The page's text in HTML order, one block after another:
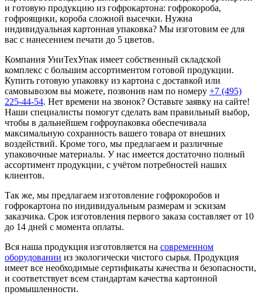
и готовую продукцию из гофрокартона: гофрокороба,
гофроящики, короба сложной высечки. Нужна
индивидуальная картонная упаковка? Мы изготовим ее для
вас с нанесением печати до 5 цветов.
Компания УниТехУпак имеет собственный складской
комплекс с большим ассортиментом готовой продукции.
Купить готовую упаковку из картона с доставкой или
самовывозом вы можете, позвонив нам по номеру +7 (495)
225-44-54. Нет времени на звонок? Оставьте заявку на сайте!
Наши специалисты помогут сделать вам правильный выбор,
чтобы в дальнейшем гофроупаковка обеспечивала
максимальную сохранность вашего товара от внешних
воздействий. Кроме того, мы предлагаем и различные
упаковочные материалы. У нас имеется достаточно полный
ассортимент продукции, с учётом потребностей наших
клиентов.
Так же, мы предлагаем изготовление гофрокоробов и
гофрокартона по индивидуальным размерам и эскизам
заказчика. Срок изготовления первого заказа составляет от 10
до 14 дней с момента оплаты.
Вся наша продукция изготовляется на современном
оборудовании из экологически чистого сырья. Продукция
имеет все необходимые сертификаты качества и безопасности,
и соответствует всем стандартам качества картонной
промышленности.